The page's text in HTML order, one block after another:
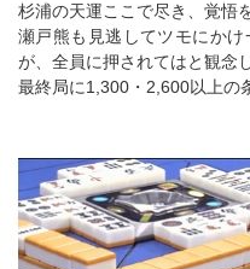
杉浦の天運ここで尽き、覚悟
瀬戸熊も見逃してツモにか
が、全員に押されてはと観念
最終局に1,300・2,600以上の